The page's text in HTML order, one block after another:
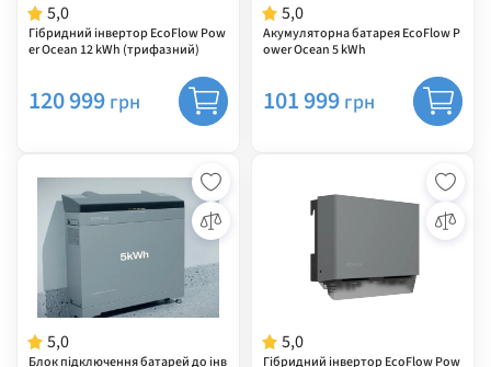
5,0
Гібридний інвертор EcoFlow Pow
er Ocean 12 kWh (трифазний)
120 999 грн
5,0
Акумуляторна батарея EcoFlow P
ower Ocean 5 kWh
101 999 грн
5,0
Блок підключення батарей до інв
5,0
Гібридний інвертор EcoFlow Pow